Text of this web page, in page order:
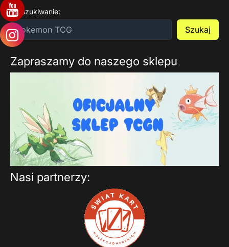
Wyszukiwanie:
Szukaj
Zapraszamy do naszego sklepu
Nasi partnerzy: